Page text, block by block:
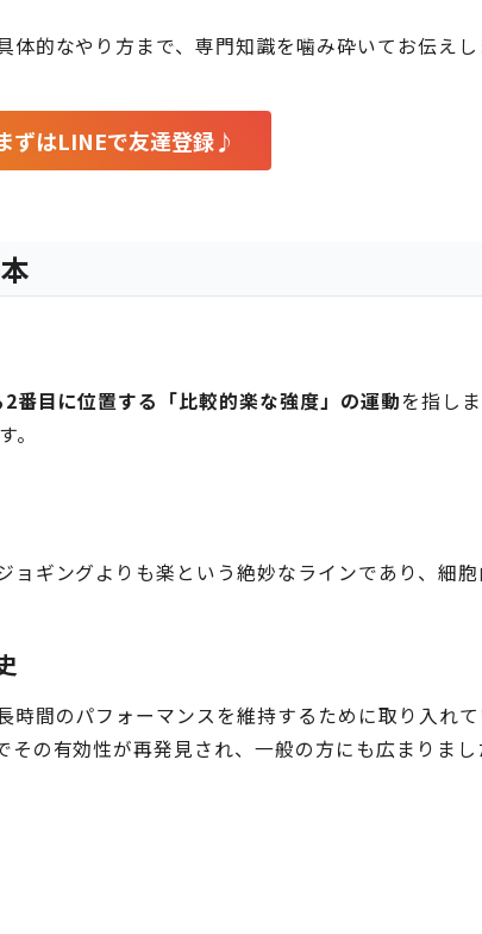
的なやり方まで、専門知識を噛み砕いてお伝えし
ずはLINEで友達登録♪
番目に位置する「比較的楽な強度」の運動を指し
ギングよりも楽という絶妙なラインであり、細
間のパフォーマンスを維持するために取り入れ
の有効性が再発見され、一般の方にも広まりまし